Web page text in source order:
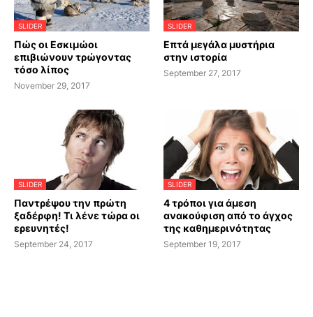
SLIDER
Πώς οι Εσκιμώοι
επιβιώνουν τρώγοντας
τόσο λίπος
November 29, 2017
SLIDER
Επτά μεγάλα μυστήρια
στην ιστορία
September 27, 2017
SLIDER
Παντρέψου την πρώτη
ξαδέρφη! Τι λένε τώρα οι
ερευνητές!
September 24, 2017
SLIDER
4 τρόποι για άμεση
ανακούφιση από το άγχος
της καθημερινότητας
September 19, 2017